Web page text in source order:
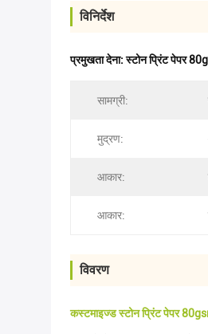
विनिर्देश
प्रमुखता देना:स्टोन प्रिंट पेपर
सामग्री:
मुद्रण:
आकार:
आकार:
विवरण
कस्टमाइज्ड स्टोन प्रिंट पेपर